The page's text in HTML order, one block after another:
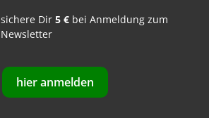
sichere Dir5 € bei Anmeldung zum
Newsletter
hier anmelden